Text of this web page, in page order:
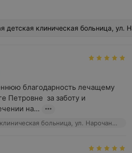
детская клиническая больница, ул.
благодарность лечащему
Петровне  за заботу и
на...
2-я городская детская клиническая больница, ул. Нарочанская, 17